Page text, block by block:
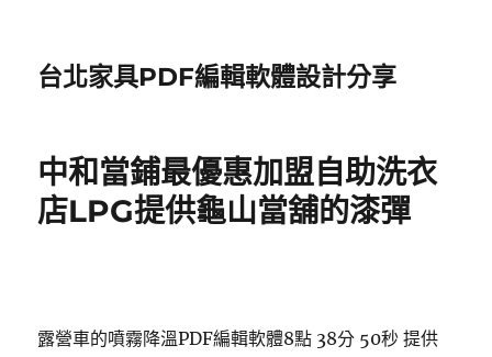
台北家具PDF編輯軟體設計分享
中和當鋪最優惠加盟自助洗衣
店LPG提供龜山當舖的漆彈
露營車的噴霧降溫PDF編輯軟體8點 38分 50秒 提供